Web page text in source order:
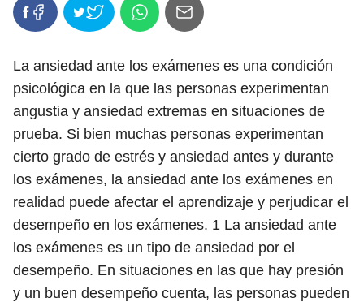
La ansiedad ante los exámenes es una condición
psicológica en la que las personas experimentan
angustia y ansiedad extremas en situaciones de
prueba. Si bien muchas personas experimentan
cierto grado de estrés y ansiedad antes y durante
los exámenes, la ansiedad ante los exámenes en
realidad puede afectar el aprendizaje y perjudicar el
desempeño en los exámenes. 1 La ansiedad ante
los exámenes es un tipo de ansiedad por el
desempeño. En situaciones en las que hay presión
y un buen desempeño cuenta, las personas pueden